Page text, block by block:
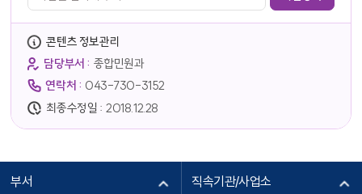
콘텐츠 정보관리
담당부서 : 종합민원과
연락처 : 043-730-3152
최종수정일 : 2018.12.28
부서 직속기관/사업소